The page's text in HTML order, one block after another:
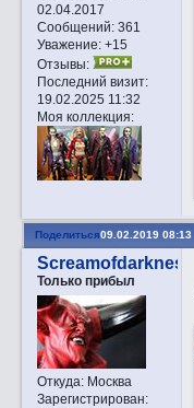
02.04.2017
Сообщений:361
Уважение: +15
Отзывы:
Последний визит:
19.02.2025 11:32
Моя коллекция:
Поделиться09.02.2019 08:13
Screamofdarkness
Только прибыл
Откуда:Москва
Зарегистрирован: